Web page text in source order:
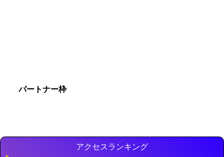
パートナー枠
アクセスランキング